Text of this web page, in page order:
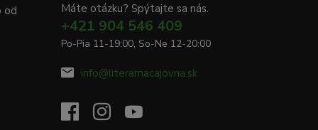
od Máte otázku? Spýtajte sa nás.
+421 904 546 409
Po-Pia 11-19:00, So-Ne 12-20:00
info@literarnacajovna.sk